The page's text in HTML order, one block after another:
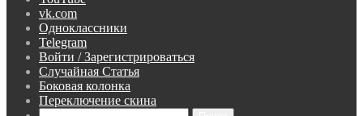
vk.com
Одноклассники
Telegram
Войти / Зарегистрироваться
Случайная Статья
Боковая колонка
Переключение скина